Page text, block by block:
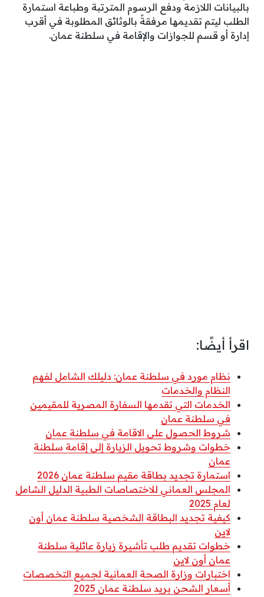
بالبيانات اللازمة ودفع الرسوم المترتبة وطباعة استمارة
الطلب ليتم تقديمها مرفقةً بالوثائق المطلوبة في أقرب
إدارة أو قسم للجوازات والإقامة في سلطنة عمان.
اقرأ أيضًا:
نظام مورد في سلطنة عمان: دليلك الشامل لفهم
النظام والخدمات
الخدمات التي تقدمها السفارة المصرية للمقيمين
في سلطنة عمان
شروط الحصول على الاقامة في سلطنة عمان
خطوات وشروط تحويل الزيارة إلى إقامة سلطنة
عمان
استمارة تجديد بطاقة مقيم سلطنة عمان 2026
المجلس العماني للاختصاصات الطبية الدليل الشامل
لعام 2025
كيفية تجديد البطاقة الشخصية سلطنة عمان أون
لاين
خطوات تقديم طلب تأشيرة زيارة عائلية سلطنة
عمان أون لاين
اختبارات وزارة الصحة العمانية لجميع التخصصات
أسعار الشحن بريد سلطنة عمان 2025